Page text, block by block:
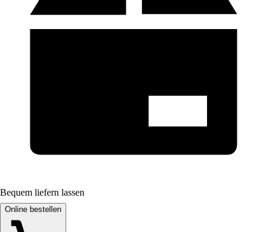
Bequem liefern lassen
Online bestellen